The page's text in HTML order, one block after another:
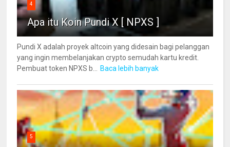
4
Apa itu Koin Pundi X [ NPXS ]
Pundi X adalah proyek altcoin yang didesain bagi pelanggan
yang ingin membelanjakan crypto semudah kartu kredit.
Pembuat token NPXS b...
Baca lebih banyak
5